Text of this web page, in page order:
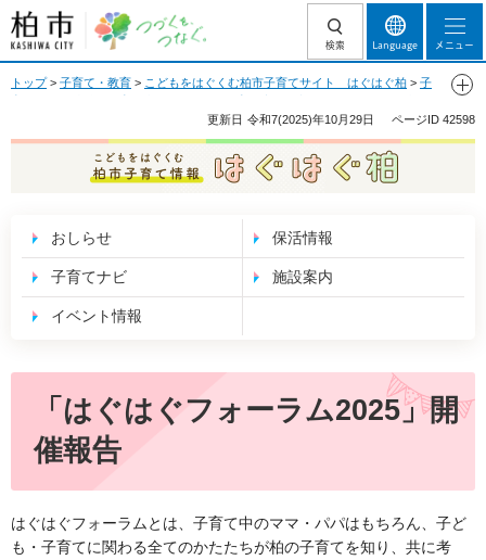
柏市 つづくを、
つなぐ。
検索 Language メニュー
トップ> 子育て・教育 > こどもをはぐくむ柏市子育てサイト はぐはぐ柏 > 子
> はぐはぐフォーラム2025開催報告
更新日 令和7(2025)年10月29日 ページID 42598
こどもをはぐくむ 柏市子育て情報 はぐはぐ
柏
おしらせ 保活情報
子育てナビ 施設案内
イベント情報
「はぐはぐフォーラム2025」開
催報告
はぐはぐフォーラムとは、子育て中のママ・パパはもちろん、子ど
も・子育てに関わる全てのかたたちが柏の子育てを知り、共に考